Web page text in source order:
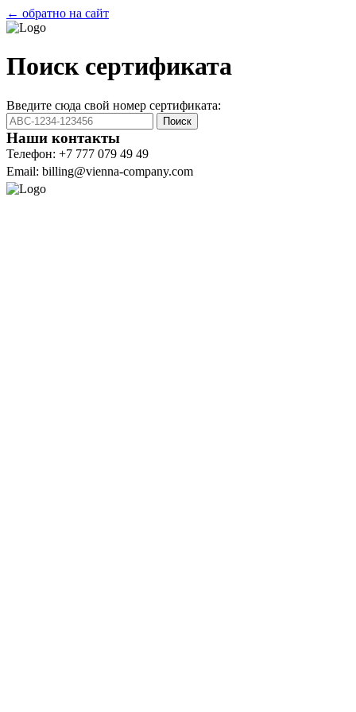
← обратно на сайт
Поиск сертификата
Введите сюда свой номер сертификата:
Поиск
Наши контакты
Телефон: +7 777 079 49 49
Email: billing@vienna-company.com